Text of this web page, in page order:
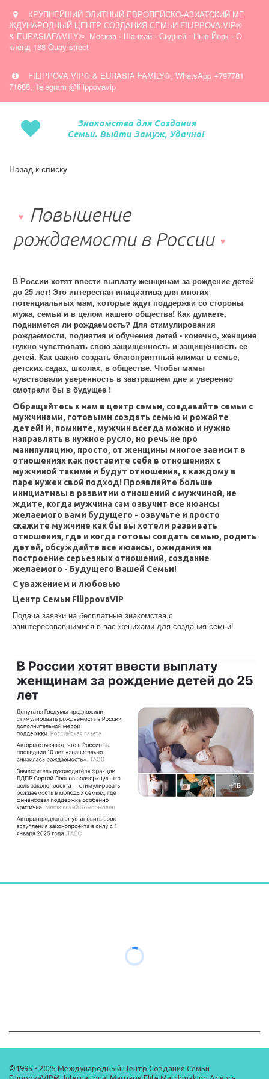
КРУПНЕЙШИЙ ЭЛИТНЫЙ ЕВРОПЕЙСКО-АЗИАТСКИЙ МЕ
ЖДУНАРОДНЫЙ ЦЕНТР СОЗДАНИЯ СЕМЬИ FILIPPOVA.VIP®
& EURASIAFAMILY®, Москва - Шанхай - Сидней - Нью-Йорк - О
кленд 188 Quay street
FILIPPOVA.VIP® & EURASIA FAMILY®, WhatsApp +797781
71688, Telegram @filippovavip
Знакомства для Создания
Семьи. Выйти Замуж, Удачно!
Назад к списку
Повышение
рождаемости в России
В России хотят ввести выплату женщинам за рождение детей
до 25 лет! Это интересная инициатива для многих
потенциальных мам, которые ждут поддержки со стороны
мужа, семьи и в целом нашего общества! Как думаете,
поднимется ли рождаемость? Для стимулирования
рождаемости, поднятия и обучения детей - конечно, женщине
нужно чувствовать свою защищенность и защищенность ее
детей. Как важно создать благоприятный климат в семье,
детских садах, школах, в обществе. Чтобы мамы
чувствовали уверенность в завтрашнем дне и уверенно
смотрели бы в будущее !
Обращайтесь к нам в центр семьи, создавайте семьи с
мужчинами, готовыми создать семью и рожайте
детей! И, помните, мужчин всегда можно и нужно
направлять в нужное русло, но речь не про
манипуляцию, просто, от женщины многое зависит в
отношениях как поставите себя в отношениях с
мужчиной такими и будут отношения, к каждому в
паре нужен свой подход! Проявляйте больше
инициативы в развитии отношений с мужчиной, не
ждите, когда мужчина сам озвучит все нюансы
желаемого вами будущего - озвучьте и просто
скажите мужчине как бы вы хотели развивать
отношения, где и когда готовы создать семью, родить
детей, обсуждайте все нюансы, ожидания на
построение серьезных отношений, создание
желаемого - Будущего Вашей Семьи!
С уважением и любовью
Центр Семьи FilippovaVIP
Подача заявки на бесплатные знакомства с
заинтересовавшимися в вас женихами для создания семьи!
©1995 - 2025 Международный Центр Создания Семьи